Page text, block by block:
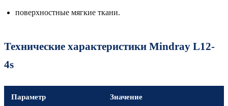
поверхностные мягкие ткани.
Технические характеристики Mindray L12-
4s
Параметр Значение